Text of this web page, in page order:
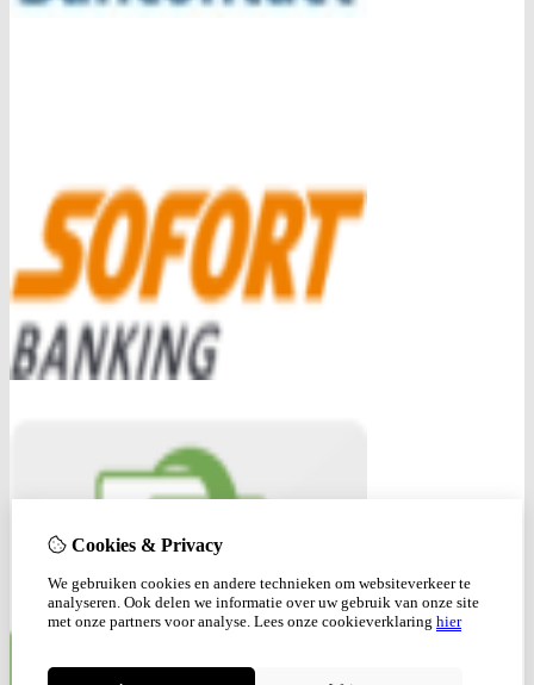
Cookies & Privacy
We gebruiken cookies en andere technieken om websiteverkeer te
analyseren. Ook delen we informatie over uw gebruik van onze site
met onze partners voor analyse. Lees onze cookieverklaring hier